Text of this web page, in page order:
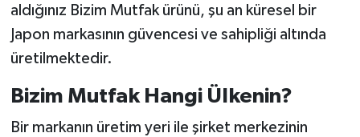
aldığınız Bizim Mutfak ürünü, şu an küresel bir
Japon markasının güvencesi ve sahipliği altında
üretilmektedir.
Bizim Mutfak Hangi Ülkenin?
Bir markanın üretim yeri ile şirket merkezinin